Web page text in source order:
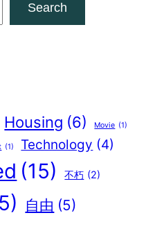
Search
Housing (6) Movie (1)
(1) Technology (4)
(15) 不朽 (2)
自由 (5)